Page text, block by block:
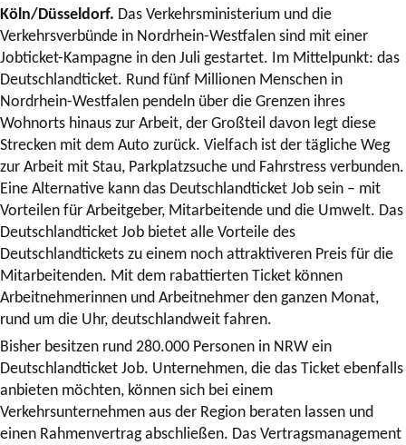
Köln/Düsseldorf. Das Verkehrsministerium und die
Verkehrsverbünde in Nordrhein-Westfalen sind mit einer
Jobticket-Kampagne in den Juli gestartet. Im Mittelpunkt: das
Deutschlandticket. Rund fünf Millionen Menschen in
Nordrhein-Westfalen pendeln über die Grenzen ihres
Wohnorts hinaus zur Arbeit, der Großteil davon legt diese
Strecken mit dem Auto zurück. Vielfach ist der tägliche Weg
zur Arbeit mit Stau, Parkplatzsuche und Fahrstress verbunden.
Eine Alternative kann das Deutschlandticket Job sein – mit
Vorteilen für Arbeitgeber, Mitarbeitende und die Umwelt. Das
Deutschlandticket Job bietet alle Vorteile des
Deutschlandtickets zu einem noch attraktiveren Preis für die
Mitarbeitenden. Mit dem rabattierten Ticket können
Arbeitnehmerinnen und Arbeitnehmer den ganzen Monat,
rund um die Uhr, deutschlandweit fahren.
Bisher besitzen rund 280.000 Personen in NRW ein
Deutschlandticket Job. Unternehmen, die das Ticket ebenfalls
anbieten möchten, können sich bei einem
Verkehrsunternehmen aus der Region beraten lassen und
einen Rahmenvertrag abschließen. Das Vertragsmanagement